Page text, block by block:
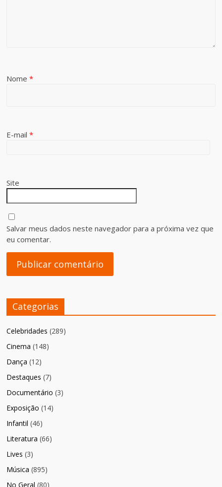
Nome*
E-mail*
Site
Salvar meus dados neste navegador para a próxima vez que
eu comentar.
Categorias
Celebridades (289)
Cinema (148)
Dança (12)
Destaques (7)
Documentário (3)
Exposição (14)
Infantil (46)
Literatura (66)
Lives (3)
Música (895)
No Geral (80)